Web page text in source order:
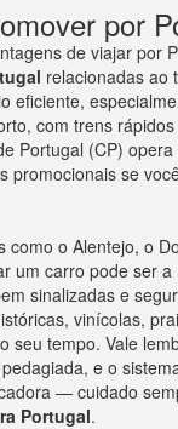
por
de viajar por
relacionadas ao
eficiente,
com trens
Portugal (CP)
promocionais se
como o Alentejo, o
um carro pode ser
sinalizadas e
vinícolas,
seu tempo. Vale
e o
— cuidado
Portugal.